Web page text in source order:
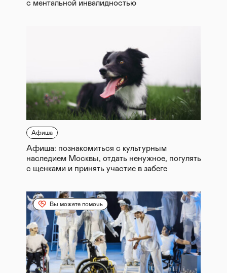
с ментальной инвалидностью
Афиша
Афиша: познакомиться с культурным
наследием Москвы, отдать ненужное, погулять
с щенками и принять участие в забеге
Вы можете помочь